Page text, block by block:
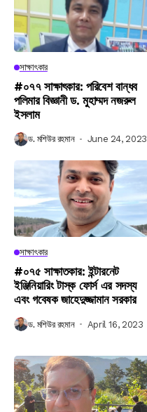
সাক্ষাৎকার
#০৭৭ সাক্ষাৎকার: পরিবেশ বান্ধব
পলিমার বিজ্ঞানী ড. মুহাম্মদ নজরুল
ইসলাম
ড. মশিউর রহমান June 24, 2023
সাক্ষাৎকার
#০৭৫ সাক্ষাতকার: ইন্টারনেট
ইঞ্জিনিয়ারিং টাস্ক ফোর্স এর সদস্য
এবং গবেষক জাহেদুজ্জামান সরকার
ড. মশিউর রহমান April 16, 2023